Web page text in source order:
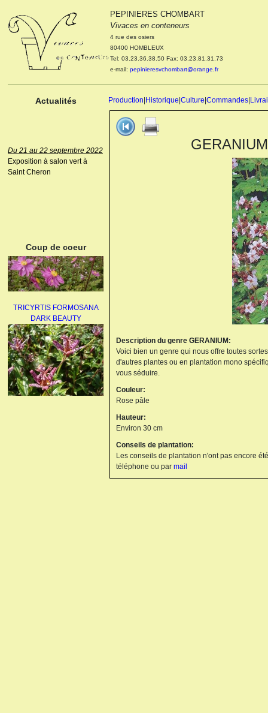
PEPINIERES CHOMBART
Vivaces en conteneurs
4 rue des osiers
80400 HOMBLEUX
Tel: 03.23.36.38.50 Fax: 03.23.81.31.73
e-mail: pepinieresvchombart@orange.fr
Actualités Production Historique Culture Commandes
Le 04 et 05 octobre 2022
Portes ouvertes de la
pépinière : Visite des
cultures, découverte des
nouveautés. Le rendez-vous
des passionnés Le mardi 04
Du 21 au 22 septembre 2022
Exposition à salon vert à
Saint Cheron
Coup de coeur
TRICYRTIS FORMOSANA
DARK BEAUTY
Description du genre GERANIUM:
Voici bien un genre qui nous offre toutes
d'autres plantes ou en plantation mono
vous séduire.
Couleur:
Rose pâle
Hauteur:
Environ 30 cm
Conseils de plantation:
Les conseils de plantation n'ont pas encore
téléphone ou par mail